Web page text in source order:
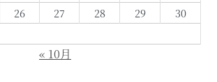
26 27 28 29
30
« 10月